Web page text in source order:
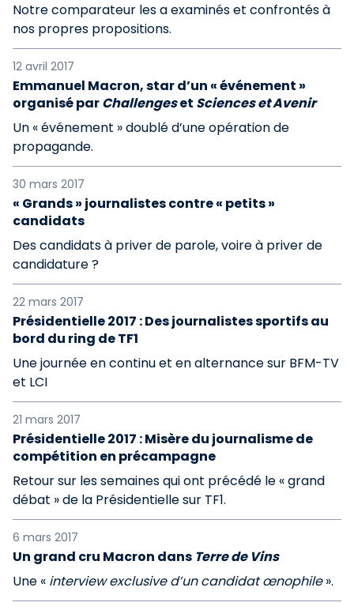
Notre comparateur les a examinés et confrontés à
nos propres propositions.
12 avril 2017
Emmanuel Macron, star d’un « événement »
organisé parChallengeset Sciences et Avenir
Un « événement » doublé d’une opération de
propagande.
30 mars 2017
« Grands » journalistes contre « petits »
candidats
Des candidats à priver de parole, voire à priver de
candidature ?
22 mars 2017
Présidentielle 2017 : Des journalistes sportifs au
bord du ring de TF1
Une journée en continu et en alternance sur BFM-TV
et LCI
21 mars 2017
Présidentielle 2017 : Misère du journalisme de
compétition en précampagne
Retour sur les semaines qui ont précédé le « grand
débat » de la Présidentielle sur TF1.
6 mars 2017
Un grand cru Macron dans Terre de Vins
Une « interview exclusive d’un candidat œnophile».